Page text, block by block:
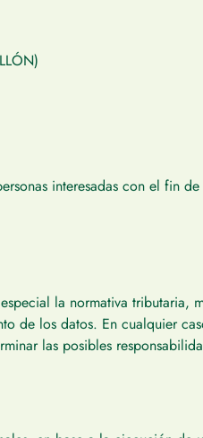
interesadas con el fin
la normativa tributaria,
de los datos. En cualquier
las posibles